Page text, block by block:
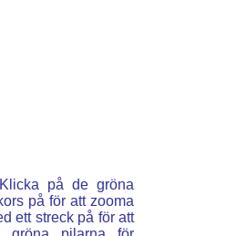
på de gröna
på för att zooma
ett streck på för att